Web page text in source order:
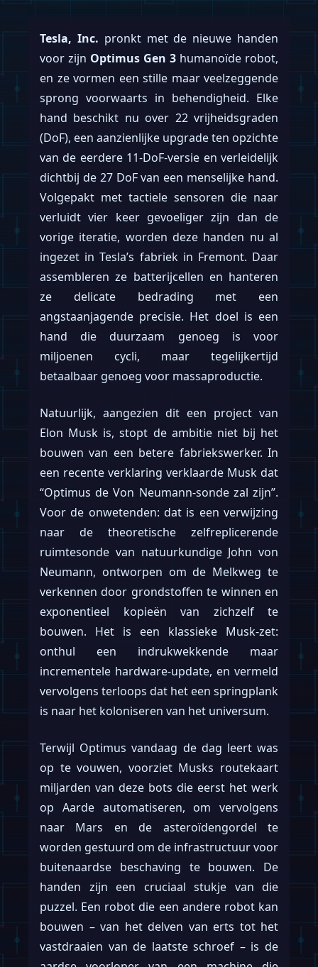
Tesla, Inc. pronkt met de nieuwe handen
voor zijn Optimus Gen 3 humanoïde robot,
en ze vormen een stille maar veelzeggende
sprong voorwaarts in behendigheid. Elke
hand beschikt nu over 22 vrijheidsgraden
(DoF), een aanzienlijke upgrade ten opzichte
van de eerdere 11-DoF-versie en verleidelijk
dichtbij de 27 DoF van een menselijke hand.
Volgepakt met tactiele sensoren die naar
verluidt vier keer gevoeliger zijn dan de
vorige iteratie, worden deze handen nu al
ingezet in Tesla’s fabriek in Fremont. Daar
assembleren ze batterijcellen en hanteren
ze delicate bedrading met een
angstaanjagende precisie. Het doel is een
hand die duurzaam genoeg is voor
miljoenen cycli, maar tegelijkertijd
betaalbaar genoeg voor massaproductie.
Natuurlijk, aangezien dit een project van
Elon Musk is, stopt de ambitie niet bij het
bouwen van een betere fabriekswerker. In
een recente verklaring verklaarde Musk dat
“Optimus de Von Neumann-sonde zal zijn”.
Voor de onwetenden: dat is een verwijzing
naar de theoretische zelfreplicerende
ruimtesonde van natuurkundige John von
Neumann, ontworpen om de Melkweg te
verkennen door grondstoffen te winnen en
exponentieel kopieën van zichzelf te
bouwen. Het is een klassieke Musk-zet:
onthul een indrukwekkende maar
incrementele hardware-update, en vermeld
vervolgens terloops dat het een springplank
is naar het koloniseren van het universum.
Terwijl Optimus vandaag de dag leert was
op te vouwen, voorziet Musks routekaart
miljarden van deze bots die eerst het werk
op Aarde automatiseren, om vervolgens
naar Mars en de asteroïdengordel te
worden gestuurd om de infrastructuur voor
buitenaardse beschaving te bouwen. De
handen zijn een cruciaal stukje van die
puzzel. Een robot die een andere robot kan
bouwen – van het delven van erts tot het
vastdraaien van de laatste schroef – is de